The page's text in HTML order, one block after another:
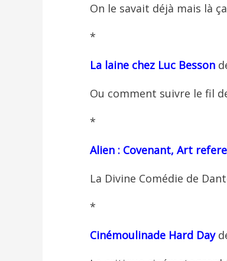
On le savait déjà mais là
*
La laine chez Luc Besson
Ou comment suivre le fil
*
Alien : Covenant, Art
La Divine Comédie de
*
Cinémoulinade Hard Day